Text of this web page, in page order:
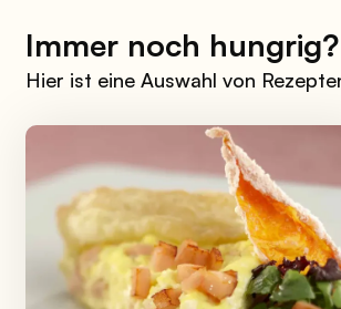
Immer noch
Hier ist eine Auswahl von